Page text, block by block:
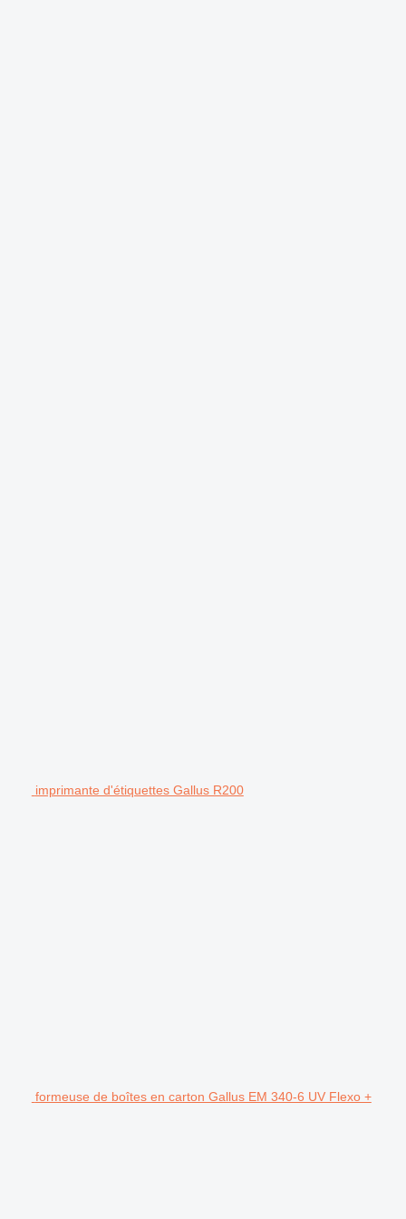
imprimante d'étiquettes Gallus R200
formeuse de boîtes en carton Gallus EM 340-6 UV Flexo +